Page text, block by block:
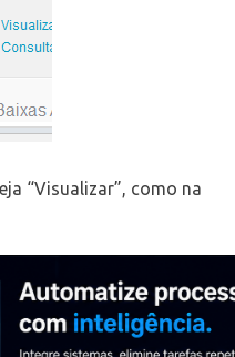
“Visualizar”, como na